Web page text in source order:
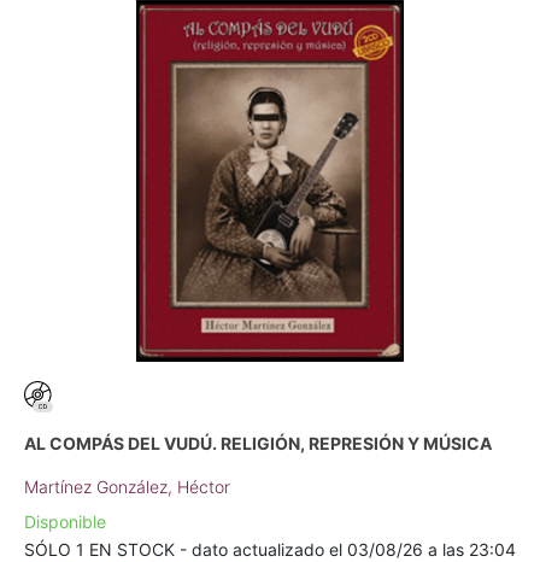
AL COMPÁS DEL VUDÚ. RELIGIÓN, REPRESIÓN Y MÚSICA
Martínez González, Héctor
Disponible
SÓLO 1 EN STOCK - dato actualizado el 03/08/26 a las 23:04